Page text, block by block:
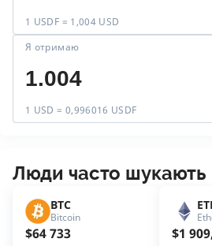
1 USDF = 1,004 USD
Я отримаю
1 USD = 0,996016 USDF
Люди часто шукають
BTC
Bitcoin
$64 733 $1